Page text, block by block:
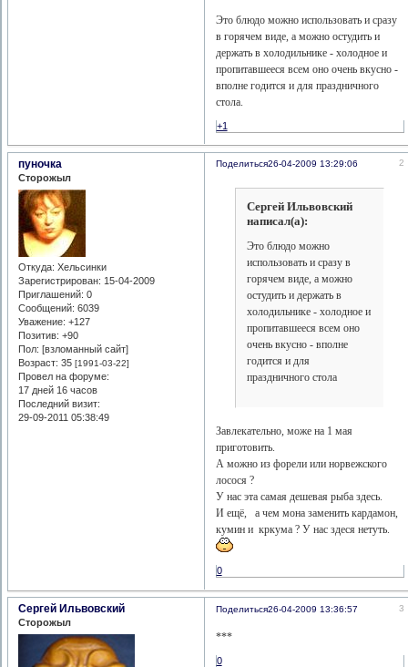
Это блюдо можно использовать и сразу
в горячем виде, а можно остудить и
держать в холодильнике - холодное и
пропитавшееся всем оно очень вкусно -
вполне годится и для праздничного
стола.
+1
Поделиться 2
26-04-2009 13:29:06
пуночка
Сторожыл
Откуда: Хельсинки
Зарегистрирован: 15-04-2009
Приглашений: 0
Сообщений: 6039
Уважение: +127
Позитив: +90
Пол: [взломанный сайт]
Возраст: 35[1991-03-22]
Провел на форуме:
17 дней 16 часов
Последний визит:
29-09-2011 05:38:49
Сергей Ильвовский
написал(а):
Это блюдо можно
использовать и сразу в
горячем виде, а можно
остудить и держать в
холодильнике - холодное и
пропитавшееся всем оно
очень вкусно - вполне
годится и для
праздничного стола
Завлекательно, може на 1 мая
приготовить.
А можно из форели или норвежского
лосося ?
У нас эта самая дешевая рыба здесь.
И ещё, а чем мона заменить кардамон,
кумин и кркума ? У нас здеся нетуть.
0
Поделиться 3
26-04-2009 13:36:57
Сергей Ильвовский
Сторожыл
***
0